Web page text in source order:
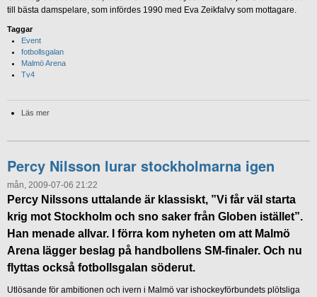
till bästa damspelare, som infördes 1990 med Eva Zeikfalvy som mottagare.
Taggar
Event
fotbollsgalan
Malmö Arena
Tv4
Läs mer
Percy Nilsson lurar stockholmarna igen
mån, 2009-07-06 21:22
Percy Nilssons uttalande är klassiskt, ”Vi får väl starta
krig mot Stockholm och sno saker från Globen istället”.
Han menade allvar. I förra kom nyheten om att Malmö
Arena lägger beslag på handbollens SM-finaler. Och nu
flyttas också fotbollsgalan söderut.
Utlösande för ambitionen och ivern i Malmö var ishockeyförbundets plötsliga